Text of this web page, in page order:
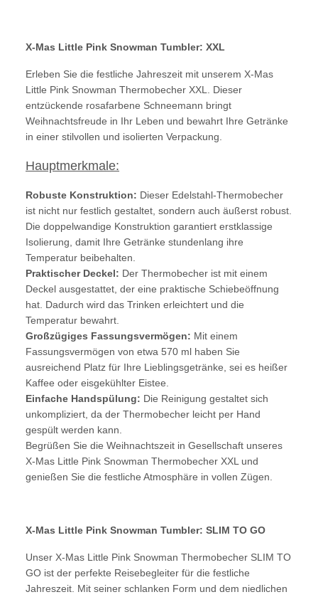
X-Mas Little Pink Snowman Tumbler: XXL
Erleben Sie die festliche Jahreszeit mit unserem X-Mas
Little Pink Snowman Thermobecher XXL. Dieser
entzückende rosafarbene Schneemann bringt
Weihnachtsfreude in Ihr Leben und bewahrt Ihre Getränke
in einer stilvollen und isolierten Verpackung.
Hauptmerkmale:
Robuste Konstruktion: Dieser Edelstahl-Thermobecher
ist nicht nur festlich gestaltet, sondern auch äußerst robust.
Die doppelwandige Konstruktion garantiert erstklassige
Isolierung, damit Ihre Getränke stundenlang ihre
Temperatur beibehalten.
Praktischer Deckel: Der Thermobecher ist mit einem
Deckel ausgestattet, der eine praktische Schiebeöffnung
hat. Dadurch wird das Trinken erleichtert und die
Temperatur bewahrt.
Großzügiges Fassungsvermögen: Mit einem
Fassungsvermögen von etwa 570 ml haben Sie
ausreichend Platz für Ihre Lieblingsgetränke, sei es heißer
Kaffee oder eisgekühlter Eistee.
Einfache Handspülung: Die Reinigung gestaltet sich
unkompliziert, da der Thermobecher leicht per Hand
gespült werden kann.
Begrüßen Sie die Weihnachtszeit in Gesellschaft unseres
X-Mas Little Pink Snowman Thermobecher XXL und
genießen Sie die festliche Atmosphäre in vollen Zügen.
X-Mas Little Pink Snowman Tumbler: SLIM TO GO
Unser X-Mas Little Pink Snowman Thermobecher SLIM TO
GO ist der perfekte Reisebegleiter für die festliche
Jahreszeit. Mit seiner schlanken Form und dem niedlichen